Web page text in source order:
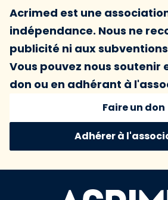
Acrimed est une
indépendance. Nous ne
publicité ni aux
Vous pouvez nous soutenir
don ou en adhérant à
Faire un don
Adhérer à